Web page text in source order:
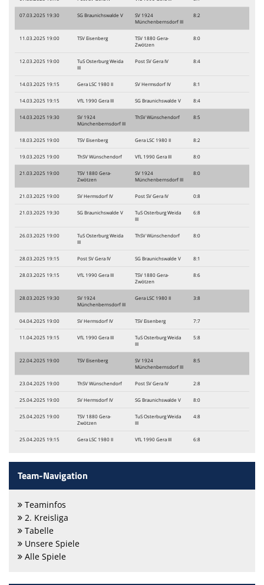
07.03.2025 19:30 SG Braunichswalde V
SV 1924
Münchenbernsdorf III
8:2
11.03.2025 19:00 TSV Eisenberg
TSV 1880 Gera-
Zwötzen
8:0
12.03.2025 19:00
TuS Osterburg Weida
III
Post SV Gera IV 8:4
14.03.2025 19:15 Gera LSC 1980 II SV Hermsdorf IV 8:1
14.03.2025 19:15 VfL 1990 Gera III SG Braunichswalde V 8:4
14.03.2025 19:30
SV 1924
Münchenbernsdorf III
ThSV Wünschendorf 8:5
18.03.2025 19:00 TSV Eisenberg Gera LSC 1980 II 8:2
19.03.2025 19:00 ThSV Wünschendorf VfL 1990 Gera III 8:0
21.03.2025 19:00
TSV 1880 Gera-
Zwötzen
SV 1924
Münchenbernsdorf III
8:0
21.03.2025 19:00 SV Hermsdorf IV Post SV Gera IV 0:8
21.03.2025 19:30 SG Braunichswalde V
TuS Osterburg Weida
III
6:8
26.03.2025 19:00
TuS Osterburg Weida
III
ThSV Wünschendorf 8:0
28.03.2025 19:15 Post SV Gera IV SG Braunichswalde V 8:1
28.03.2025 19:15 VfL 1990 Gera III
TSV 1880 Gera-
Zwötzen
8:6
28.03.2025 19:30
SV 1924
Münchenbernsdorf III
Gera LSC 1980 II 3:8
04.04.2025 19:00 SV Hermsdorf IV TSV Eisenberg 7:7
11.04.2025 19:15 VfL 1990 Gera III
TuS Osterburg Weida
III
5:8
22.04.2025 19:00 TSV Eisenberg
SV 1924
Münchenbernsdorf III
8:5
23.04.2025 19:00 ThSV Wünschendorf Post SV Gera IV 2:8
25.04.2025 19:00 SV Hermsdorf IV SG Braunichswalde V 8:0
25.04.2025 19:00
TSV 1880 Gera-
Zwötzen
TuS Osterburg Weida
III
4:8
25.04.2025 19:15 Gera LSC 1980 II VfL 1990 Gera III 6:8
Team-Navigation
Teaminfos
2. Kreisliga
Tabelle
Unsere Spiele
Alle Spiele